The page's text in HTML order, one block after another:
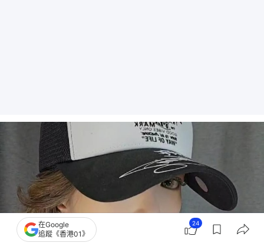
在Google
追蹤《香港01》
24